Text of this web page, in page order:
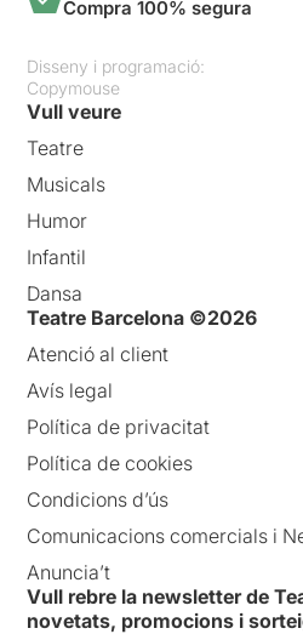
Compra 100% segura
Disseny i programació:
Copymouse
Vull veure
Teatre
Musicals
Humor
Infantil
Dansa
Teatre Barcelona ©2026
Atenció al client
Avís legal
Política de privacitat
Política de cookies
Condicions d’ús
Comunicacions comercials i
Anuncia’t
Vull rebre la newsletter de
novetats, promocions i